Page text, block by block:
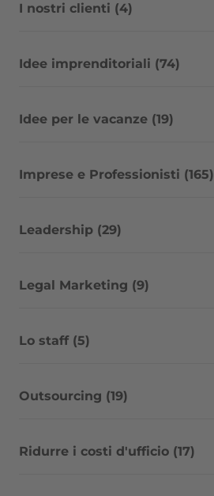
I nostri clienti (4)
Idee imprenditoriali (74)
Idee per le vacanze (19)
Imprese e Professionisti (165)
Leadership (29)
Legal Marketing (9)
Lo staff (5)
Outsourcing (19)
Ridurre i costi d'ufficio (17)